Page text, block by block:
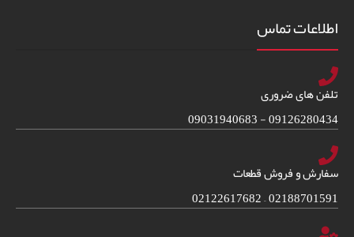
اطلاعات تماس
تلفن های ضروری
09126280434 - 09031940683
سفارش و فروش قطعات
02188701591 – 02122617682